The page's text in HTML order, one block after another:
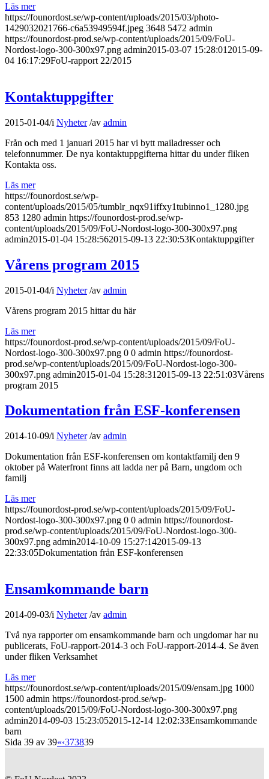
Läs mer
https://founordost.se/wp-content/uploads/2015/03/photo-
1429032021766-c6a53949594f.jpeg 3648 5472 admin
https://founordost-prod.se/wp-content/uploads/2015/09/FoU-
Nordost-logo-300-300x97.png admin2015-03-07 15:28:01 2015-09-
04 16:17:29FoU-rapport 22/2015
Kontaktuppgifter
2015-01-04/i Nyheter /av admin
Från och med 1 januari 2015 har vi bytt mailadresser och
telefonnummer. De nya kontaktuppgifterna hittar du under fliken
Kontakta oss.
Läs mer
https://founordost.se/wp-
content/uploads/2015/05/tumblr_nqx91iffxy1tubinno1_1280.jpg
853 1280 admin https://founordost-prod.se/wp-
content/uploads/2015/09/FoU-Nordost-logo-300-300x97.png
admin2015-01-04 15:28:562015-09-13 22:30:53Kontaktuppgifter
Vårens program 2015
2015-01-04/i Nyheter /av admin
Vårens program 2015 hittar du här​
Läs mer
https://founordost-prod.se/wp-content/uploads/2015/09/FoU-
Nordost-logo-300-300x97.png 0 0 admin https://founordost-
prod.se/wp-content/uploads/2015/09/FoU-Nordost-logo-300-
300x97.png admin2015-01-04 15:28:31 2015-09-13 22:51:03Vårens
program 2015
Dokumentation från ESF-konferensen
2014-10-09/i Nyheter /av admin
Dokumentation från ESF-konferensen om kontaktfamilj den 9
oktober på Waterfront finns att ladda ner på Barn, ungdom och
familj
Läs mer
https://founordost-prod.se/wp-content/uploads/2015/09/FoU-
Nordost-logo-300-300x97.png 0 0 admin https://founordost-
prod.se/wp-content/uploads/2015/09/FoU-Nordost-logo-300-
300x97.png admin2014-10-09 15:27:142015-09-13
22:33:05Dokumentation från ESF-konferensen
Ensamkommande barn
2014-09-03/i Nyheter /av admin
Två nya rapporter om ensamkommande barn och ungdomar har nu
publicerats, FoU-rapport-2014-3 och FoU-rapport-2014-4. Se även
under fliken Verksamhet
Läs mer
https://founordost.se/wp-content/uploads/2015/09/ensam.jpg 1000
1500 admin https://founordost-prod.se/wp-
content/uploads/2015/09/FoU-Nordost-logo-300-300x97.png
admin2014-09-03 15:23:052015-12-14 12:02:33Ensamkommande
barn
Sida 39 av 39«‹373839